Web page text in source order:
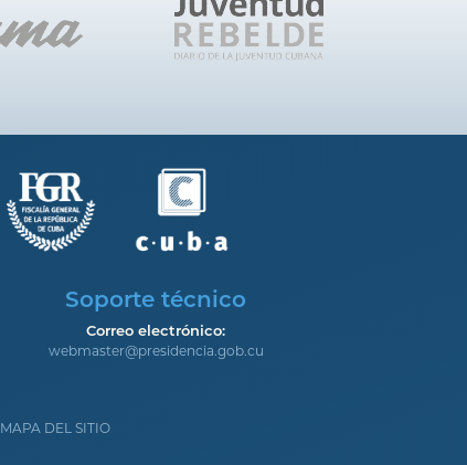
Soporte técnico
Correo electrónico:
webmaster@presidencia.gob.cu
MAPA DEL SITIO